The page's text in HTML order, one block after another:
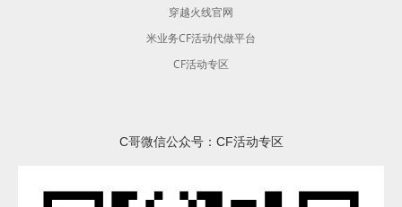
穿越火线官网
米业务CF活动代做平台
CF活动专区
C哥微信公众号：CF活动专区